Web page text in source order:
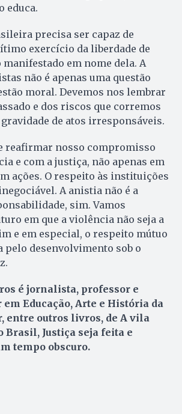
educa.
precisa ser capaz de
exercício da liberdade de
em nome dela. A
não é apenas uma questão
moral. Devemos nos lembrar
e dos riscos que corremos
de atos irresponsáveis.
reafirmar nosso compromisso
e com a justiça, não apenas em
ações. O respeito às instituições
A anistia não é a
sim. Vamos
em que a violência não seja a
e em especial, o respeito mútuo
pelo desenvolvimento sob o
é jornalista, professor e
Educação, Arte e História da
entre outros livros, de A vila
Brasil, Justiça seja feita e
tempo obscuro.